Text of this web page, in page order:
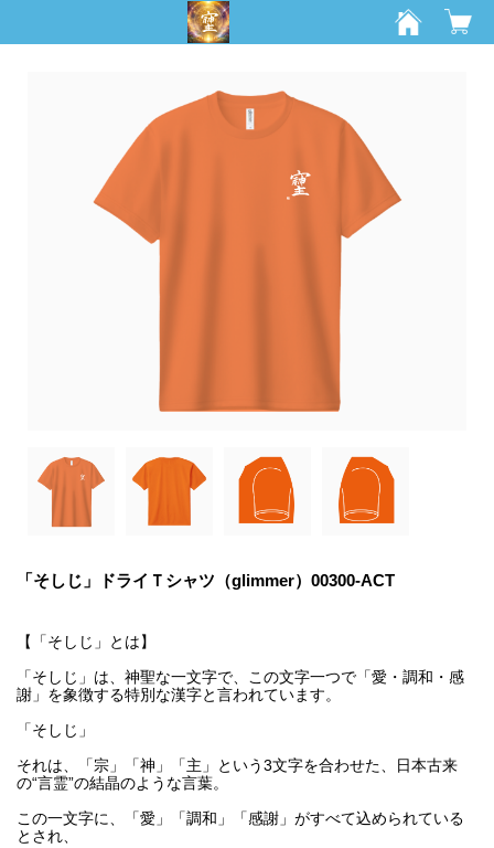
「そしじ」ドライＴシャツ（glimmer）00300-ACT
【「そしじ」とは】
「そしじ」は、神聖な一文字で、この文字一つで「愛・調和・感
謝」を象徴する特別な漢字と言われています。
「そしじ」
それは、「宗」「神」「主」という3文字を合わせた、日本古来
の“言霊”の結晶のような言葉。
この一文字に、「愛」「調和」「感謝」がすべて込められている
とされ、